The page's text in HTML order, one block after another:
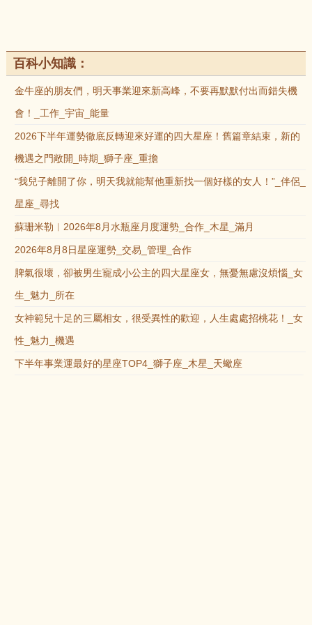
百科小知識：
金牛座的朋友們，明天事業迎來新高峰，不要再默默付出而錯失機
會！_工作_宇宙_能量
2026下半年運勢徹底反轉迎來好運的四大星座！舊篇章結束，新的
機遇之門敞開_時期_獅子座_重擔
“我兒子離開了你，明天我就能幫他重新找一個好樣的女人！”_伴侶_
星座_尋找
蘇珊米勒︱2026年8月水瓶座月度運勢_合作_木星_滿月
2026年8月8日星座運勢_交易_管理_合作
脾氣很壞，卻被男生寵成小公主的四大星座女，無憂無慮沒煩惱_女
生_魅力_所在
女神範兒十足的三屬相女，很受異性的歡迎，人生處處招桃花！_女
性_魅力_機遇
下半年事業運最好的星座TOP4_獅子座_木星_天蠍座